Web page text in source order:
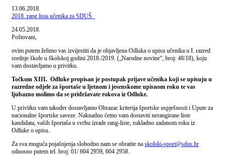
13.06.2018.
2018. rang lista učenika za SDUŠ_
24.05.2018.
Poštovani,
ovim putem želimo vas izvijestiti da je objavljena Odluka o upisu učenika u I. razred
srednje škole u školskoj godini 2018./2019. („Narodne novine“, broj: 48/18), koju
vam dostavljamo u privitku.
Točkom XIII. Odluke propisan je postupak prijave učenika koji se upisuju u
razredne odjele za športaše u ljetnom i jesenskome upisnom roku te vas
ljubazno molimo da se pridržavate rokova iz Odluke.
U privitku vam također dostavljamo Obrazac kriterija športske uspješnosti i Upute za
nacionalne športske saveze. Naknadno ćemo vam dostaviti nerangirane liste
kandidata, vaših športaša u svrhu izrade rang-liste, sukladno zadanom roku iz
Odluke o upisu.
Za sva moguća pojašnjenja slobodno nam se obratite na skolski-sport@sdus.hr
odnosno putem tel. broj: 01/ 604 2959, 604 2958.